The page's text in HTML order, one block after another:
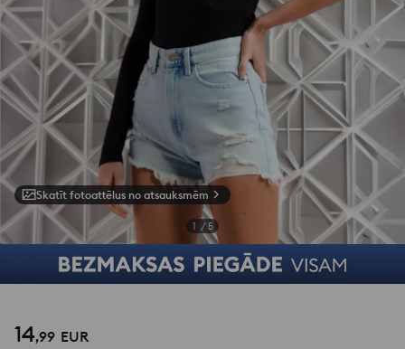
Skatīt fotoattēlus no atsauksmēm
1 /5
14,99 EUR